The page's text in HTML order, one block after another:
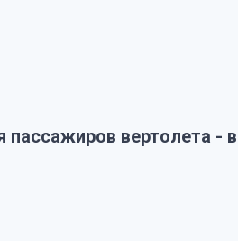
вертолета - в